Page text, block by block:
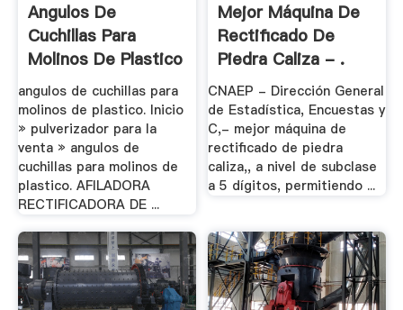
Angulos De
Cuchillas Para
Molinos De Plastico
– .
angulos de cuchillas para
molinos de plastico. Inicio
» pulverizador para la
venta » angulos de
cuchillas para molinos de
plastico. AFILADORA
RECTIFICADORA DE ...
Mejor Máquina De
Rectificado De
Piedra Caliza - .
CNAEP - Dirección General
de Estadística, Encuestas y
C,- mejor máquina de
rectificado de piedra
caliza,, a nivel de subclase
a 5 dígitos, permitiendo ...